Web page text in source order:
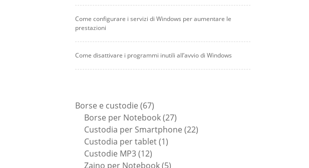
Come configurare i servizi di Windows per aumentare le
prestazioni
Come disattivare i programmi inutili all’avvio di Windows
Borse e custodie 6767
prodotti
Borse per Notebook 2727
prodotti
Custodia per Smartphone 2222
Custodia per tablet 11
Custodie MP3 1212
prodotti
Zaino per Notebook 55